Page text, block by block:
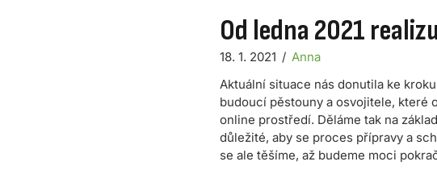
Od ledna 2021
18. 1. 2021 / Anna
Aktuální situace nás donutila ke
budoucí pěstouny a osvojitele, které
online prostředí. Děláme tak na
důležité, aby se proces přípravy a
se ale těšíme, až budeme moci